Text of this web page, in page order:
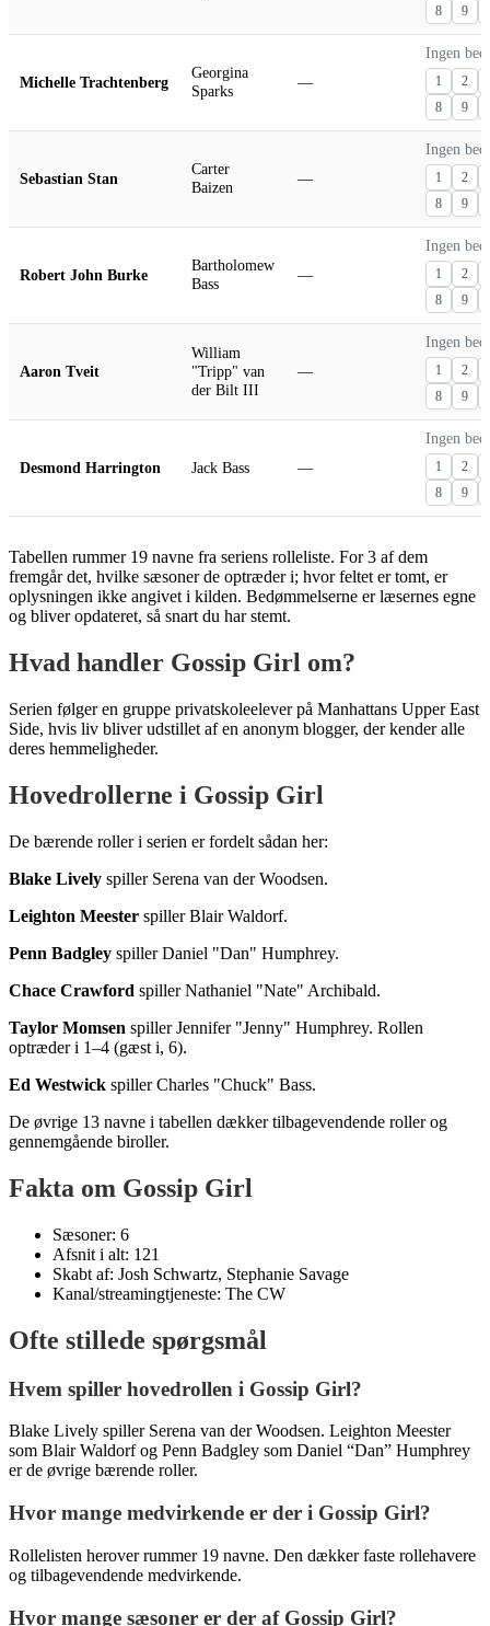
8
9
Michelle Trachtenberg
Georgina
Sparks
—
Ingen
1 2
8
9
Sebastian Stan
Carter
Baizen
—
Ingen
1 2
8
9
Robert John Burke
Bartholomew
Bass
—
Ingen
1 2
8
9
Aaron Tveit
William
"Tripp" van
der Bilt III
—
Ingen
1 2
8
9
Desmond Harrington Jack Bass —
Ingen
1 2
8
9
Tabellen rummer 19 navne fra seriens rolleliste. For 3 af dem
fremgår det, hvilke sæsoner de optræder i; hvor feltet er tomt, er
oplysningen ikke angivet i kilden. Bedømmelserne er læsernes egne
og bliver opdateret, så snart du har stemt.
Hvad handler Gossip Girl om?
Serien følger en gruppe privatskoleelever på Manhattans Upper East
Side, hvis liv bliver udstillet af en anonym blogger, der kender alle
deres hemmeligheder.
Hovedrollerne i Gossip Girl
De bærende roller i serien er fordelt sådan her:
Blake Lively spiller Serena van der Woodsen.
Leighton Meester spiller Blair Waldorf.
Penn Badgley spiller Daniel "Dan" Humphrey.
Chace Crawford spiller Nathaniel "Nate" Archibald.
Taylor Momsen spiller Jennifer "Jenny" Humphrey. Rollen
optræder i 1–4 (gæst i, 6).
Ed Westwick spiller Charles "Chuck" Bass.
De øvrige 13 navne i tabellen dækker tilbagevendende roller og
gennemgående biroller.
Fakta om Gossip Girl
Sæsoner: 6
Afsnit i alt: 121
Skabt af: Josh Schwartz, Stephanie Savage
Kanal/streamingtjeneste: The CW
Ofte stillede spørgsmål
Hvem spiller hovedrollen i Gossip Girl?
Blake Lively spiller Serena van der Woodsen. Leighton Meester
som Blair Waldorf og Penn Badgley som Daniel “Dan” Humphrey
er de øvrige bærende roller.
Hvor mange medvirkende er der i Gossip Girl?
Rollelisten herover rummer 19 navne. Den dækker faste rollehavere
og tilbagevendende medvirkende.
Hvor mange sæsoner er der af Gossip Girl?